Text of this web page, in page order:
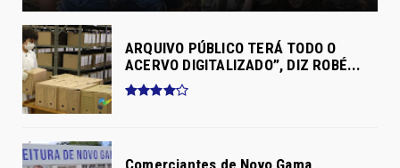
ARQUIVO PÚBLICO TERÁ TODO O
ACERVO DIGITALIZADO”, DIZ ROBÉ...
Comerciantes de Novo Gama